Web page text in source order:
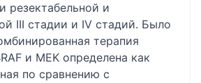
резектабельной и
III стадии и IV стадий. Было
терапия
и MEK определена как
по сравнению с